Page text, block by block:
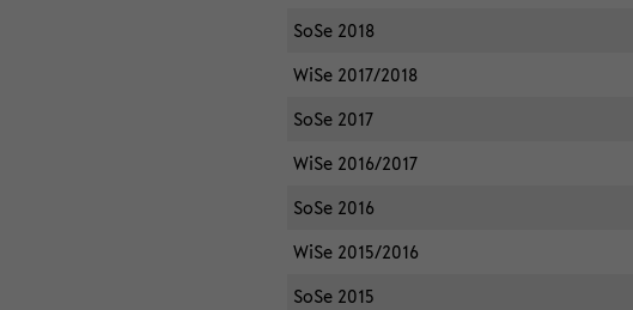
SoSe 2018
WiSe 2017/2018
SoSe 2017
WiSe 2016/2017
SoSe 2016
WiSe 2015/2016
SoSe 2015